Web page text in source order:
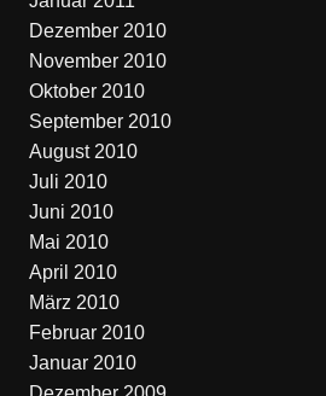
Dezember 2010
November 2010
Oktober 2010
September 2010
August 2010
Juli 2010
Juni 2010
Mai 2010
April 2010
März 2010
Februar 2010
Januar 2010